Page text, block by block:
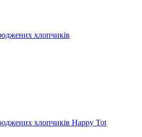
хлопчиків
хлопчиків Happy Tot